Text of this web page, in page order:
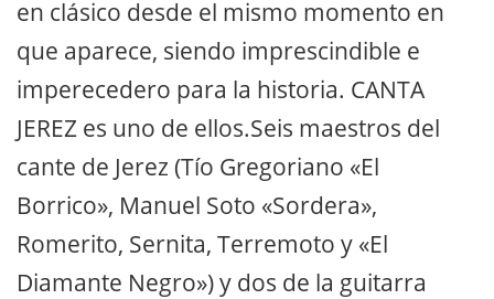
en clásico desde el mismo momento en
que aparece, siendo imprescindible e
imperecedero para la historia. CANTA
JEREZ es uno de ellos.Seis maestros del
cante de Jerez (Tío Gregoriano «El
Borrico», Manuel Soto «Sordera»,
Romerito, Sernita, Terremoto y «El
Diamante Negro») y dos de la guitarra